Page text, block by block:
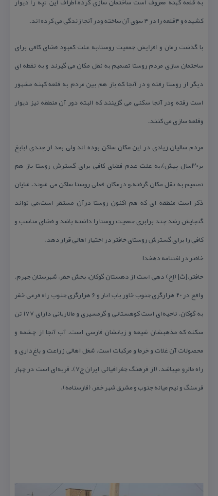
كشیده و ۴قلعه را در ۴ سوی آن ساخته ودر آنجا زندگی می كرده اند.
با گذشت زمان و افزایش جمعیت روستا،به علت كمبود فضای كافی برای
ساختمان سازی مردم روستا تصمیم به نقل مكان می گیرند و به نقطه ای
دیگر از روستا رفته و در آنجا كه باز هم بین مردم به قلعه كهنه مشهور
است رفته ودر آنجا سكنی می گزینند كه البته دور آن منطقه نیز دیوار
وقلعه سازی می كنند.
مردم سالیان زیادی در این مكان ساكن بوده اند ولی بعد از چندی (بابغ
بر۳۰سال پیش)،به علت عدم فضای كافی برای گسترش روستا باز هم
تصمیم به نقل مكان گرفته،و درمكان فعلی روستا ساكن می شوند. شایان
ذكر است منطقه ای كه هم اكنون روستا درآن مستقر است،می تواند
گنجایش رشد چند برابری جمعیت روستا را داشته باشد و فضای مناسب و
كافی را برای گسترش روستای خافتر در اختیار اهالی قرار دهد.
خافتر در لغتنامه دهخدا
خافتر.[تَ] (اِخ) دهی است از دهستان گوكان، بخش خفر، شهرستان جهرم.
واقع در ۲۰ هزارگزی جنوب خاور باب انار و ۶ هزارگزی جنوب راه فرعی خفر
به گوكان. ناحیه‌ای است كوهستانی و گرمسیری و مالاریائی دارای ۱۷۷ تن
سكنه كه مذهبشان شیعه و زبانشان فارسی است. آب آنجا از چشمه و
محصولات آن غلات و خرما و مركبات است. شغل اهالی زراعت و باغ‌داری و
راه مالرو میباشد. (از فرهنگ جغرافیائی ایران ج۷). قریه‌ای است در چهار
فرسنگ و نیم میانه جنوب و مشرق شهر خفر. (فارسنامه).